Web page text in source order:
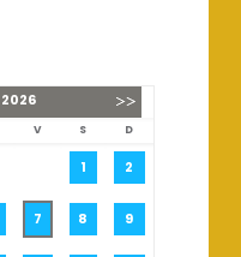
2026
V S D
1 2
7 8 9